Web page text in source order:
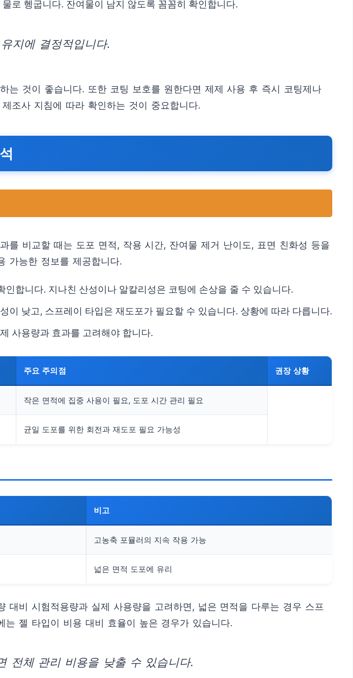
로 헹굽니다. 잔여물이 남지 않도록 꼼꼼히 확인합니다.
지에 결정적입니다.
는 것이 좋습니다. 또한 코팅 보호를 원한다면 제제 사용 후 즉시 코팅제나
조사 지침에 따라 확인하는 것이 중요합니다.
를 비교할 때는 도포 면적, 작용 시간, 잔여물 제거 난이도, 표면 친화성 등을
가능한 정보를 제공합니다.
합니다. 지나친 산성이나 알칼리성은 코팅에 손상을 줄 수 있습니다.
이 낮고, 스프레이 타입은 재도포가 필요할 수 있습니다. 상황에 따라 다릅니다.
사용량과 효과를 고려해야 합니다.
주요 주의점 권장 상황
작은 면적에 집중 사용이 필요, 도포 시간 관리 필요
균일 도포를 위한 회전과 재도포 필요 가능성
비고
고농축 포뮬러의 지속 작용 가능
넓은 면적 도포에 유리
비 시험적용량과 실제 사용량을 고려하면, 넓은 면적을 다루는 경우 스프
젤 타입이 비용 대비 효율이 높은 경우가 있습니다.
전체 관리 비용을 낮출 수 있습니다.